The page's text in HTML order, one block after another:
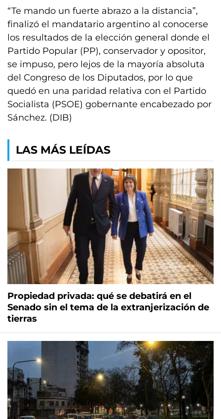
“Te mando un fuerte abrazo a la distancia”,
finalizó el mandatario argentino al conocerse
los resultados de la elección general donde el
Partido Popular (PP), conservador y opositor,
se impuso, pero lejos de la mayoría absoluta
del Congreso de los Diputados, por lo que
quedó en una paridad relativa con el Partido
Socialista (PSOE) gobernante encabezado por
Sánchez. (DIB)
LAS MÁS LEÍDAS
Propiedad privada: qué se debatirá en el
Senado sin el tema de la extranjerización de
tierras